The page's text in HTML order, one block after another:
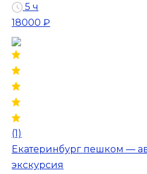
5 ч
18000 ₽
(1)
Екатеринбург пешком —
экскурсия